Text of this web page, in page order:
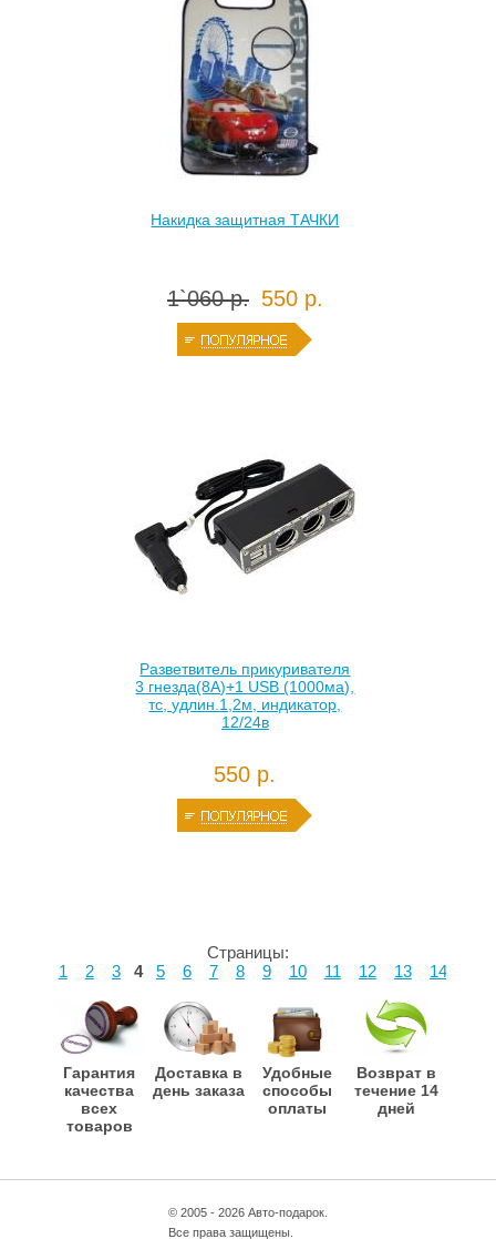
Накидка защитная ТАЧКИ
1`060 р. 550 р.
Разветвитель прикуривателя
3 гнезда(8А)+1 USB (1000ма),
тс, удлин.1,2м, индикатор,
12/24в
550 р.
Страницы:
1
2 3 4 5 6 7 8 9 10 11 12 13 14
Гарантия
качества
всех
товаров
Доставка в
день заказа
Удобные
способы
оплаты
Возврат в
течение 14
дней
© 2005 - 2026 Авто-подарок.
Все права защищены.